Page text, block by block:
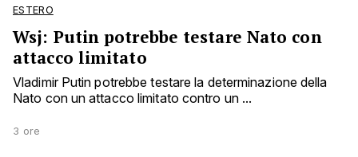
ESTERO
Wsj: Putin potrebbe testare Nato con
attacco limitato
Vladimir Putin potrebbe testare la determinazione della
Nato con un attacco limitato contro un ...
3 ore